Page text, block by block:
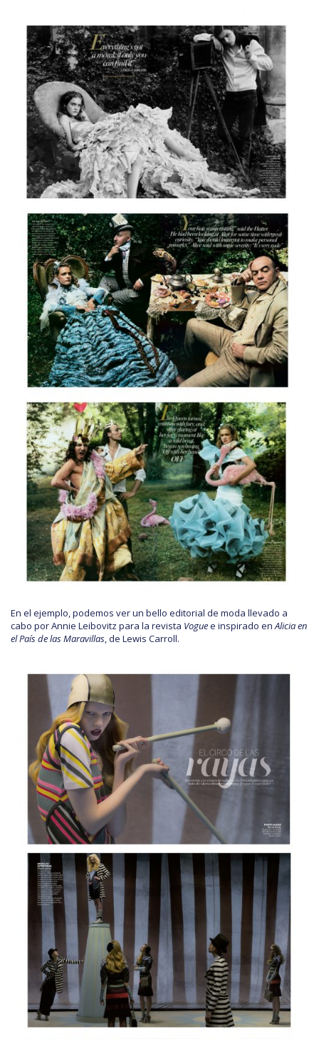
En el ejemplo, podemos ver un bello editorial de moda llevado a
cabo por Annie Leibovitz para la revista Voguee inspirado enAlicia en
el País de las Maravillas, de Lewis Carroll.